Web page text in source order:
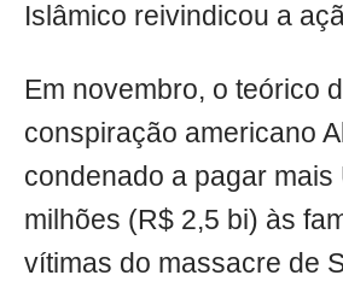
Islâmico reivindicou a
Em novembro, o teórico
conspiração americano
condenado a pagar mais
milhões (R$ 2,5 bi) às
vítimas do massacre de